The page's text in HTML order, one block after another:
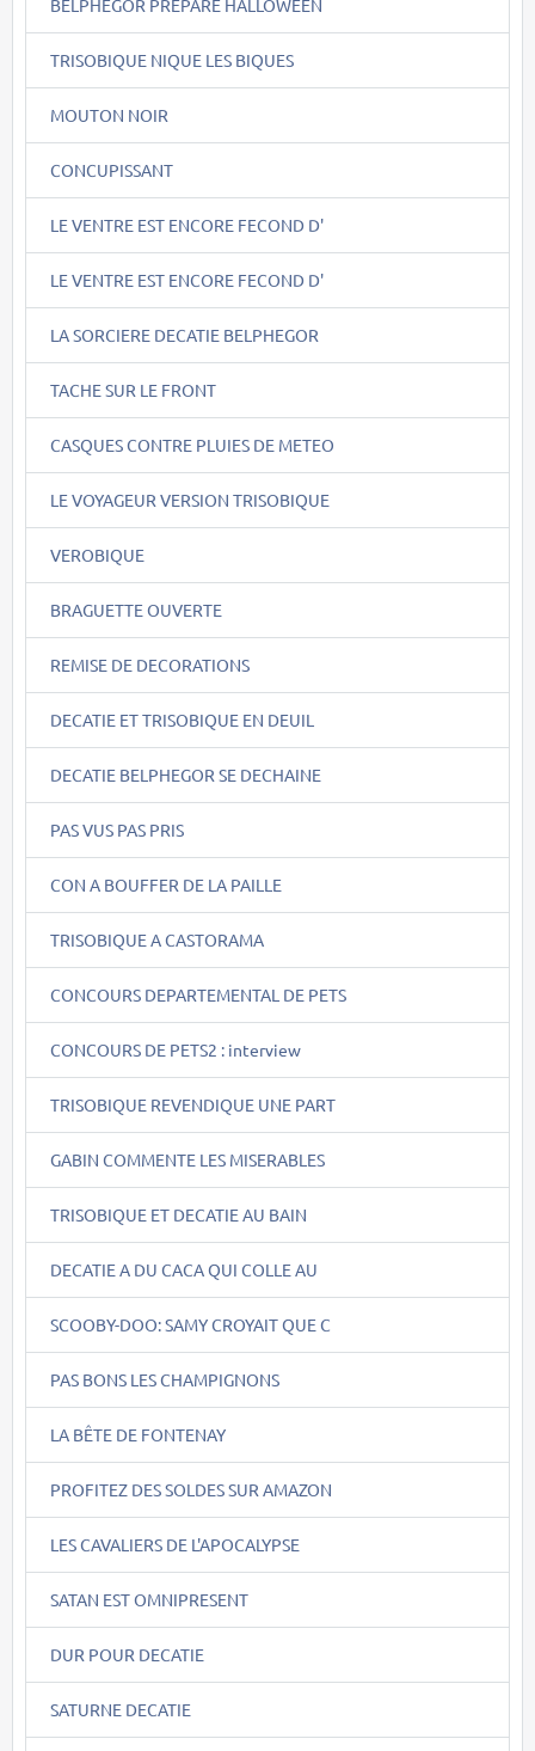
BELPHEGOR PREPARE HALLOWEEN
TRISOBIQUE NIQUE LES BIQUES
MOUTON NOIR
CONCUPISSANT
LE VENTRE EST ENCORE FECOND D'
LE VENTRE EST ENCORE FECOND D'
LA SORCIERE DECATIE BELPHEGOR
TACHE SUR LE FRONT
CASQUES CONTRE PLUIES DE METEO
LE VOYAGEUR VERSION TRISOBIQUE
VEROBIQUE
BRAGUETTE OUVERTE
REMISE DE DECORATIONS
DECATIE ET TRISOBIQUE EN DEUIL
DECATIE BELPHEGOR SE DECHAINE
PAS VUS PAS PRIS
CON A BOUFFER DE LA PAILLE
TRISOBIQUE A CASTORAMA
CONCOURS DEPARTEMENTAL DE PETS
CONCOURS DE PETS2 : interview
TRISOBIQUE REVENDIQUE UNE PART
GABIN COMMENTE LES MISERABLES
TRISOBIQUE ET DECATIE AU BAIN
DECATIE A DU CACA QUI COLLE AU
SCOOBY-DOO: SAMY CROYAIT QUE C
PAS BONS LES CHAMPIGNONS
LA BÊTE DE FONTENAY
PROFITEZ DES SOLDES SUR AMAZON
LES CAVALIERS DE L'APOCALYPSE
SATAN EST OMNIPRESENT
DUR POUR DECATIE
SATURNE DECATIE